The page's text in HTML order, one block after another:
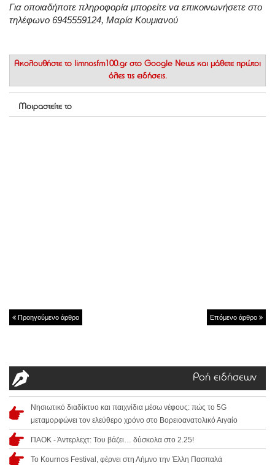
Για οποιαδήποτε πληροφορία μπορείτε να επικοινωνήσετε στο
τηλέφωνο 6945559124, Μαρία Κουμιανού
Ακολουθήστε το limnosfm100.gr στο Google News και μάθετε πρώτοι
όλες τις ειδήσεις.
Μοιραστείτε το
Προηγούμενο άρθρο Επόμενο άρθρο
Ροή ειδήσεων
Νησιωτικό διαδίκτυο και παιχνίδια μέσω νέφους: πώς το 5G
μεταμορφώνει τον ελεύθερο χρόνο στο Βορειοανατολικό Αιγαίο
ΠΑΟΚ - Άντερλεχτ: Του βάζει… δύσκολα στο 2.25!
Το Kournos Festival, φέρνει στη Λήμνο την Έλλη Πασπαλά